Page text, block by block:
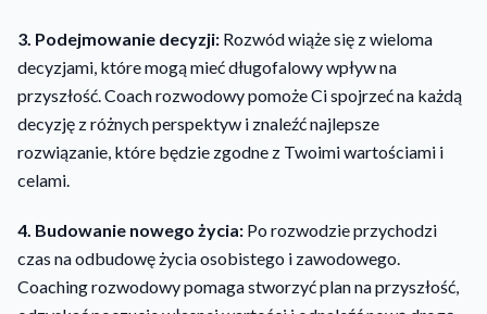
3. Podejmowanie decyzji: Rozwód wiąże się z wieloma
decyzjami, które mogą mieć długofalowy wpływ na
przyszłość. Coach rozwodowy pomoże Ci spojrzeć na każdą
decyzję z różnych perspektyw i znaleźć najlepsze
rozwiązanie, które będzie zgodne z Twoimi wartościami i
celami.
4. Budowanie nowego życia: Po rozwodzie przychodzi
czas na odbudowę życia osobistego i zawodowego.
Coaching rozwodowy pomaga stworzyć plan na przyszłość,